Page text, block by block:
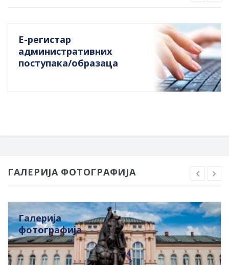
Е-регистар
административних
поступака/образаца
ГАЛЕРИЈА ФОТОГРАФИЈА
Галерија
фотографија